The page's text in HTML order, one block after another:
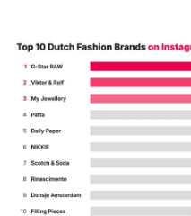
streetwear, een aanzienlijke